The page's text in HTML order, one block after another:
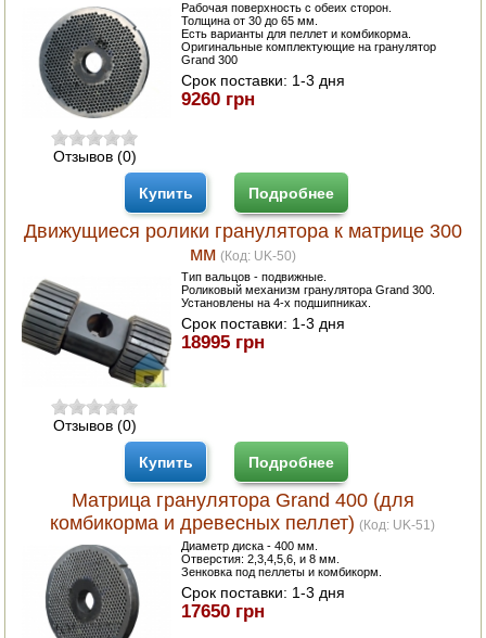
Отзывов (0)
Рабочая поверхность с обеих сторон.
Толщина от 30 до 65 мм.
Есть варианты для пеллет и комбикорма.
Оригинальные комплектующие на гранулятор
Grand 300
Срок поставки: 1-3 дня
9260 грн
Купить Подробнее
Движущиеся ролики гранулятора к матрице 300
мм (Код: UK-50)
Отзывов (0)
Тип вальцов - подвижные.
Роликовый механизм гранулятора Grand 300.
Установлены на 4-х подшипниках.
Срок поставки: 1-3 дня
18995 грн
Купить Подробнее
Матрица гранулятора Grand 400 (для
комбикорма и древесных пеллет) (Код: UK-51)
Диаметр диска - 400 мм.
Отверстия: 2,3,4,5,6, и 8 мм.
Зенковка под пеллеты и комбикорм.
Срок поставки: 1-3 дня
17650 грн